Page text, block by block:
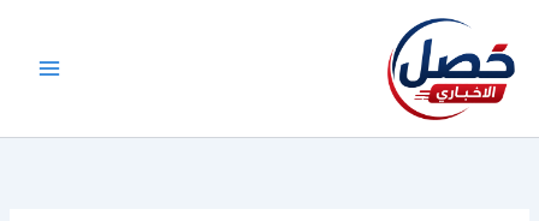
المحتوى